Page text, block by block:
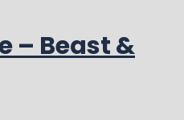
– Beast &